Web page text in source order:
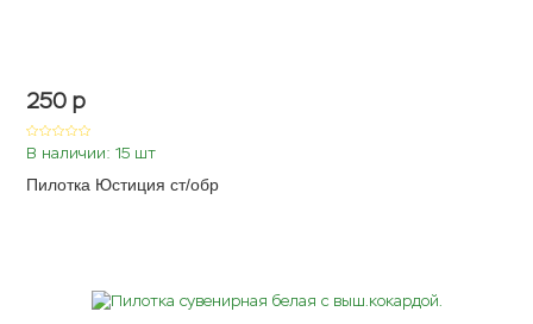
250 p
В наличии: 15 шт
Пилотка Юстиция ст/обр